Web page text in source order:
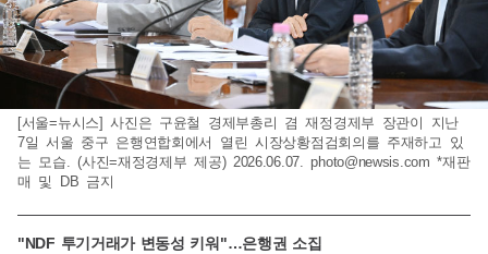
[서울=뉴시스] 사진은 구윤철 경제부총리 겸 재정경제부 장관이 지난
7일 서울 중구 은행연합회에서 열린 시장상황점검회의를 주재하고 있
는 모습. (사진=재정경제부 제공) 2026.06.07.photo@newsis.com *재판
매 및 DB 금지
"NDF 투기거래가 변동성 키워"…은행권 소집